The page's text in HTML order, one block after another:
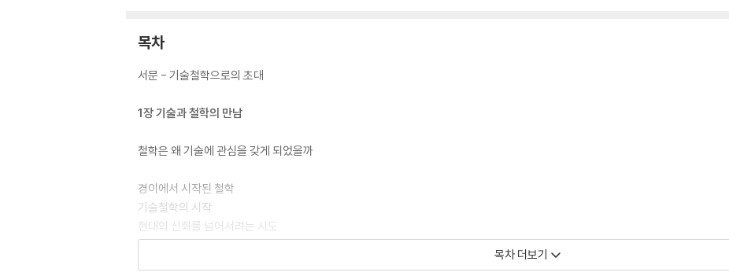
목차
서문 - 기술철학으로의 초대
1장 기술과 철학의 만남
철학은 왜 기술에 관심을 갖게 되었을까
경이에서 시작된 철학
기술철학의 시작
현대의 신화를 넘어서려는 시도
기술도 철학에 관심을 가져야 한다
목차 더보기